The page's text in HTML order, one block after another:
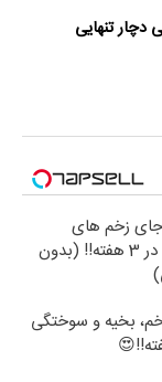
تنهایی
جای زخم های
قدیمی، فقط در 3 هفته!! (بدون
بخیه و سوختگی